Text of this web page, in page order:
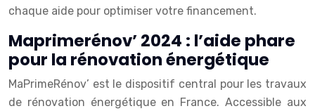
chaque aide pour optimiser votre financement.
Maprimerénov’ 2024 : l’aide phare
pour la rénovation énergétique
MaPrimeRénov’ est le dispositif central pour les travaux
de rénovation énergétique en France. Accessible aux